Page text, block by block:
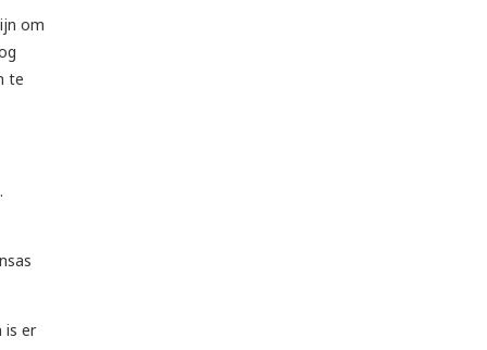
om
te
is er